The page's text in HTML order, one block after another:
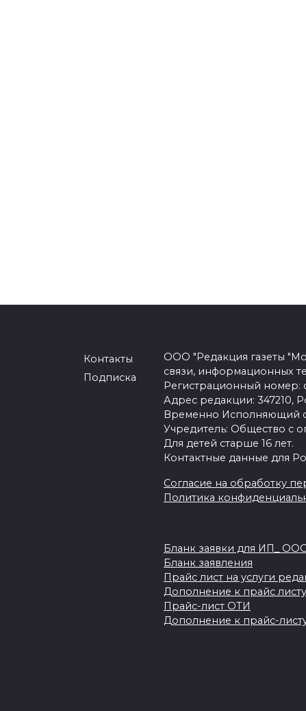
Контакты
Подписка
ООО "Редакция газеты
связи, информационных
Регистрационный номер:
Адрес редакции: 347210,
Временно Исполняющий
Учредитель: Общество с
Для детей старше 16 лет.
Контактные данные для
Согласие на обработку
Политика
Бланк заявки для ИП_
Бланк заявления
Прайс лист на услуги
Дополнение к прайс
Прайс-лист ОТИ
Дополнение к прайс-